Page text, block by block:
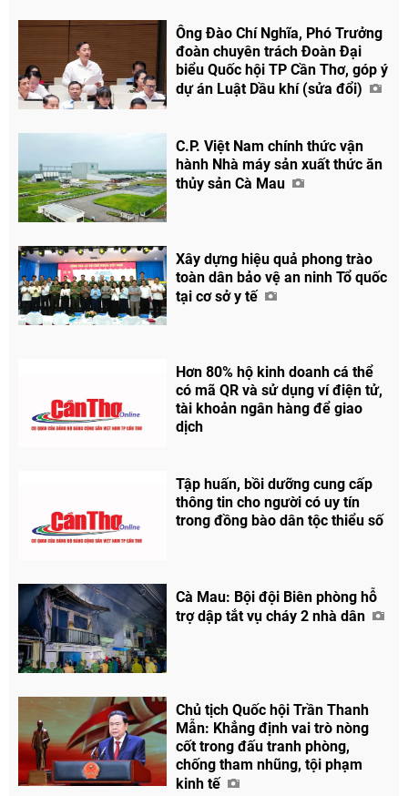
Ông Đào Chí Nghĩa, Phó Trưởng
đoàn chuyên trách Đoàn Đại
biểu Quốc hội TP Cần Thơ, góp ý
dự án Luật Dầu khí (sửa đổi)
C.P. Việt Nam chính thức vận
hành Nhà máy sản xuất thức ăn
thủy sản Cà Mau
Xây dựng hiệu quả phong trào
toàn dân bảo vệ an ninh Tổ quốc
tại cơ sở y tế
Hơn 80% hộ kinh doanh cá thể
có mã QR và sử dụng ví điện tử,
tài khoản ngân hàng để giao
dịch
Tập huấn, bồi dưỡng cung cấp
thông tin cho người có uy tín
trong đồng bào dân tộc thiểu số
Cà Mau: Bội đội Biên phòng hỗ
trợ dập tắt vụ cháy 2 nhà dân
Chủ tịch Quốc hội Trần Thanh
Mẫn: Khẳng định vai trò nòng
cốt trong đấu tranh phòng,
chống tham nhũng, tội phạm
kinh tế